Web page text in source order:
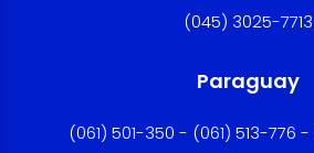
(045) 3025-7713
Paraguay
(061) 501-350 - (061) 513-776